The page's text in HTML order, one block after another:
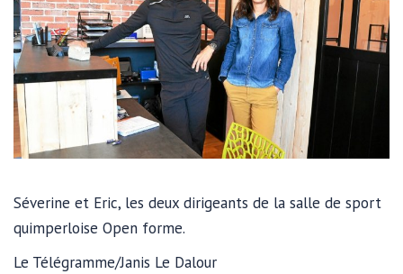
Séverine et Eric, les deux dirigeants de la salle de sport
quimperloise Open forme.
Le Télégramme/Janis Le Dalour